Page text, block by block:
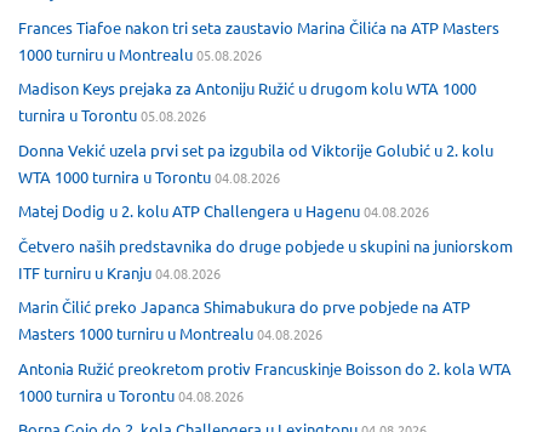
Frances Tiafoe nakon tri seta zaustavio Marina Čilića na ATP Masters
1000 turniru u Montrealu05.08.2026
Madison Keys prejaka za Antoniju Ružić u drugom kolu WTA 1000
turnira u Torontu05.08.2026
Donna Vekić uzela prvi set pa izgubila od Viktorije Golubić u 2. kolu
WTA 1000 turnira u Torontu04.08.2026
Matej Dodig u 2. kolu ATP Challengera u Hagenu04.08.2026
Četvero naših predstavnika do druge pobjede u skupini na juniorskom
ITF turniru u Kranju04.08.2026
Marin Čilić preko Japanca Shimabukura do prve pobjede na ATP
Masters 1000 turniru u Montrealu04.08.2026
Antonia Ružić preokretom protiv Francuskinje Boisson do 2. kola WTA
1000 turnira u Torontu04.08.2026